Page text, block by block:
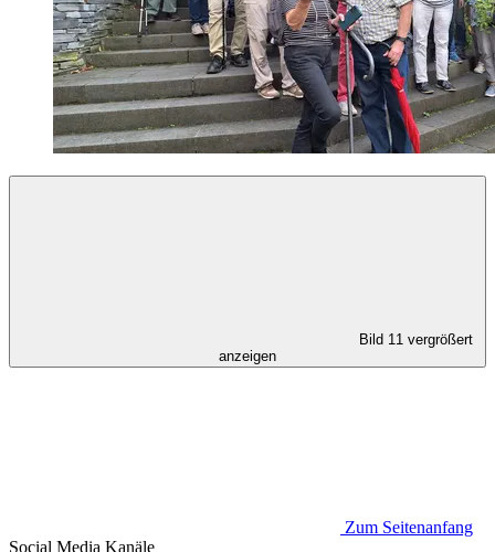
Bild 11 vergrößert
anzeigen
Zum Seitenanfang
Social Media Kanäle